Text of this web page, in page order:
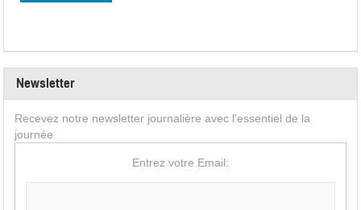
Newsletter
Recevez notre newsletter journalière avec l'essentiel de la
journée
Entrez votre Email: